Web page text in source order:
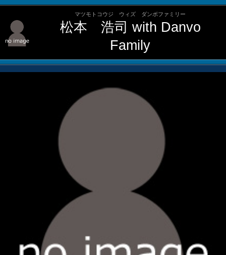
マツモトコウジ ウィズ ダンボファミリー
松本 浩司 with Danvo
Family